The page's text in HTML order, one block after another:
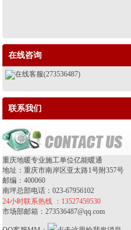
在线咨询
在线客服(273536487)
联系我们
重庆地暖专业施工单位亿能暖通
地址：重庆市南岸区亚太路1号附357号
邮编：400060
南坪总部电话：023-67956102
24小时联系热线 ：13527459530
市场部邮箱：273536487@qq.com